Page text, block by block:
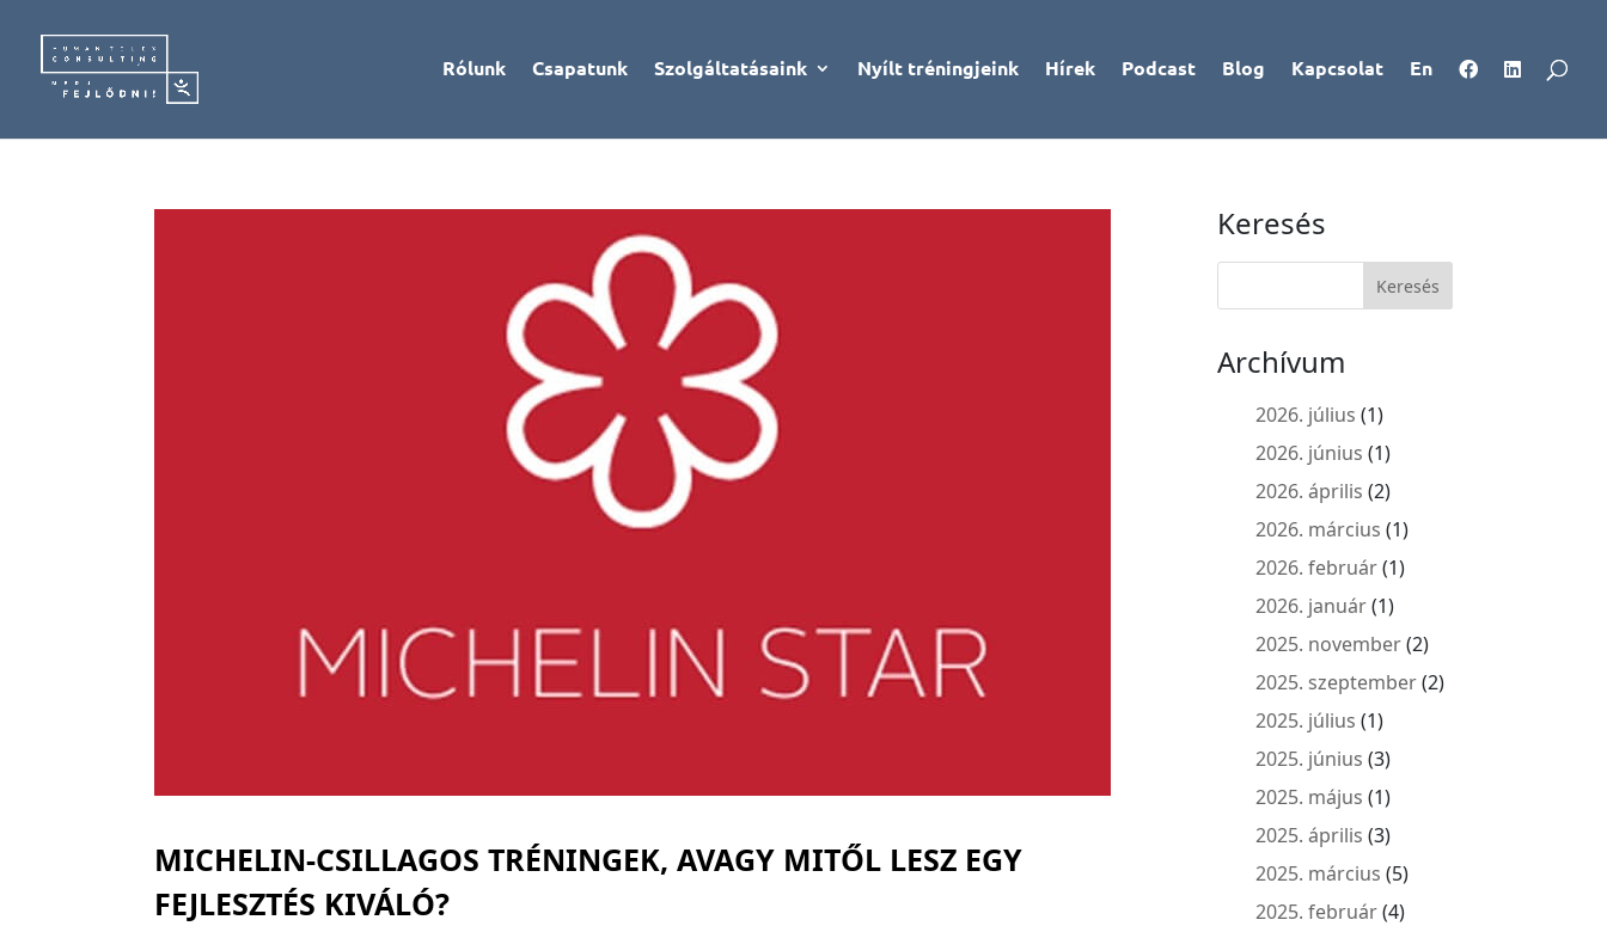
Rólunk Csapatunk Szolgáltatásaink Nyílt tréningjeink Hírek Podcast Blog Kapcsolat En
MICHELIN-CSILLAGOS TRÉNINGEK, AVAGY MITŐL LESZ EGY
FEJLESZTÉS KIVÁLÓ?
Keresés
Archívum
2026. július (1)
2026. június (1)
2026. április (2)
2026. március (1)
2026. február(1)
2026. január(1)
2025. november(2)
2025. szeptember(2)
2025. július (1)
2025. június (3)
2025. május (1)
2025. április (3)
2025. március (5)
2025. február(4)